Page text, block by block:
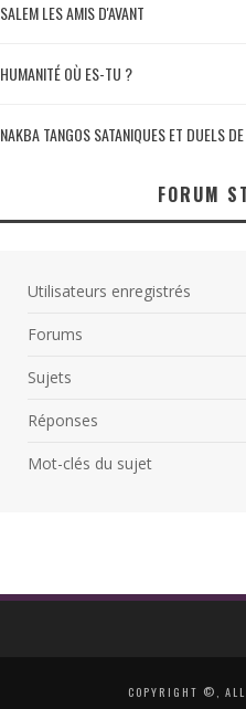
SALEM LES AMIS D'AVANT
HUMANITÉ OÙ ES-TU ?
NAKBA TANGOS SATANIQUES ET DUELS
FORUM
Utilisateurs enregistrés
Forums
Sujets
Réponses
Mot-clés du sujet
COPYRIGHT ©, ALL